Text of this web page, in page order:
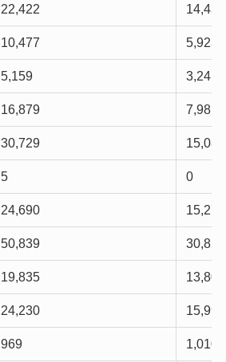
22,422 14,436
10,477 5,923
5,159 3,241
16,879 7,981
30,729 15,086
5 0
24,690 15,277
50,839 30,821
19,835 13,803
24,230 15,990
969 1,010